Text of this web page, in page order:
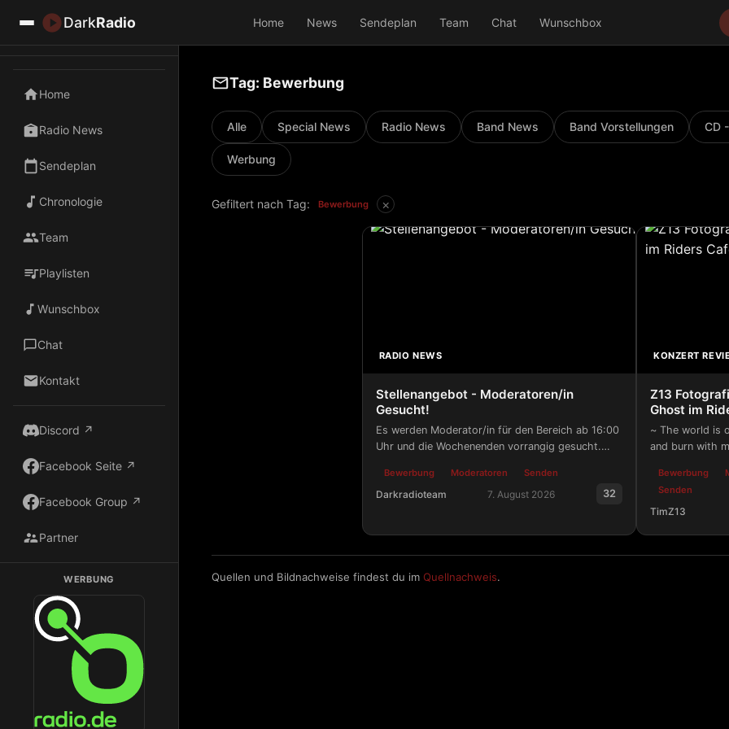
DarkRadio Home News Sendeplan Team Chat Wunschbox
Home
Radio News
Sendeplan
Chronologie
Team
Playlisten
Wunschbox
Chat
Kontakt
Discord ↗
Facebook Seite ↗
Facebook Group ↗
Partner
WERBUNG
Dark Radio auf Radio.de hören
Tag: Bewerbung
Alle Special News Radio News Band News Band Vorstellungen CD
Werbung
Gefiltert nach Tag: Bewerbung ×
RADIO NEWS
Stellenangebot - Moderatoren/in
Gesucht!
Es werden Moderator/in für den Bereich ab 16:00
Uhr und die Wochenenden vorrangig gesucht.
Bewerbung Moderatoren Senden
Darkradioteam 7. August 2026 32
Stellenangebot - Moderatoren/in Gesucht!
KONZERT
Z13
Ghost im
~ The world is
and burn with
Bewerbung
Senden
TimZ13
Quellen und Bildnachweise findest du im Quellnachweis.